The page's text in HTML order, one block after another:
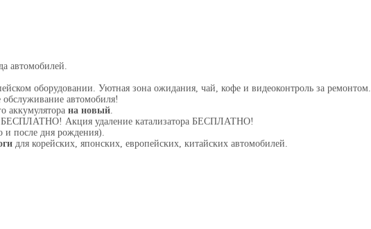
автомобилей.
оборудовании. Уютная зона ожидания, чай, кофе и видеоконтроль за ремонтом.
обслуживание автомобиля!
аккумулятора на новый.
БЕСПЛАТНО! Акция удаление катализатора БЕСПЛАТНО!
и после дня рождения).
для корейских, японских, европейских, китайских автомобилей.